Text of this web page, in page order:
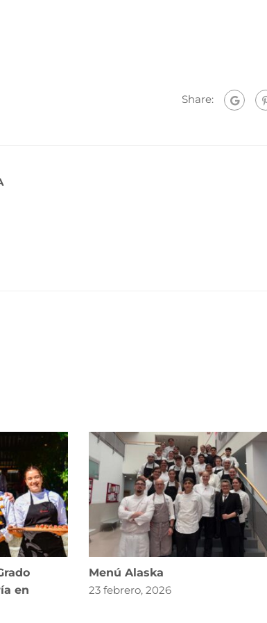
Share:
en
Menú Alaska
23 febrero, 2026